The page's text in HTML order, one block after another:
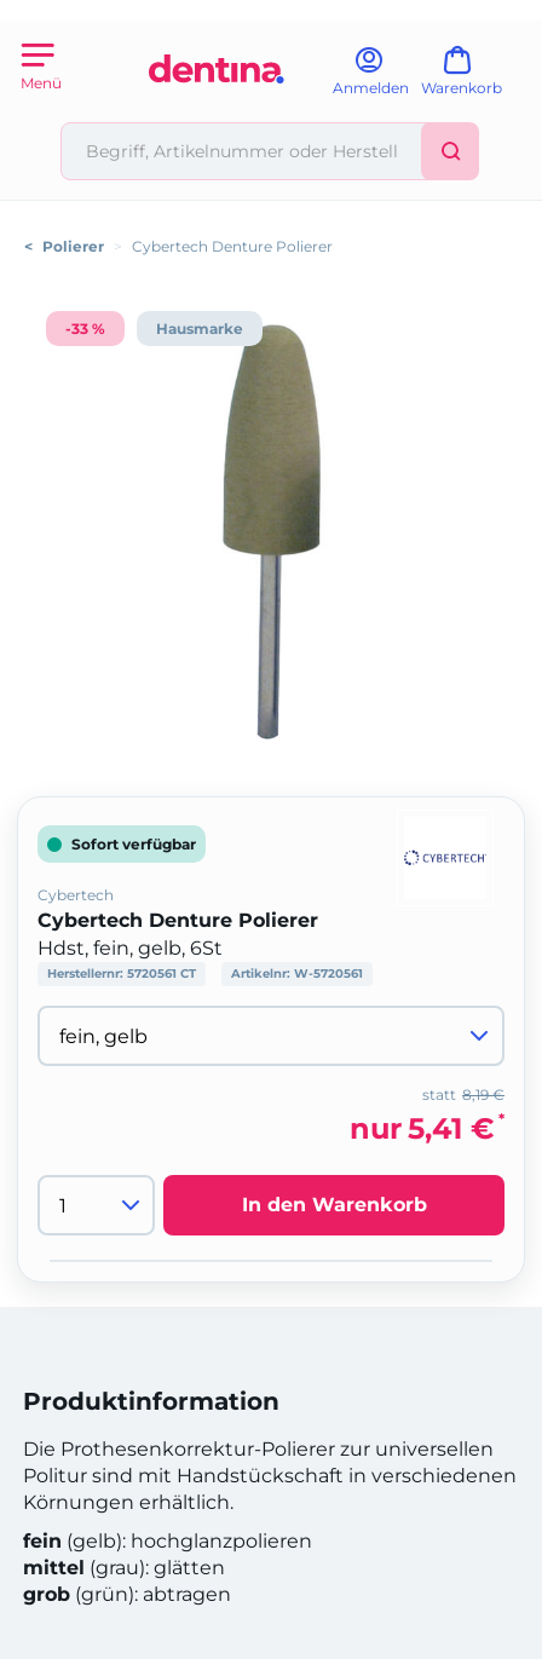
Menü Anmelden Warenkorb
< Polierer > Cybertech Denture Polierer
-33 % Hausmarke
Sofort verfügbar
Cybertech
Cybertech Denture Polierer
Hdst, fein, gelb, 6St
Herstellernr: 5720561 CT Artikelnr: W-5720561
8,19 €
statt
nur5,41 € *
In den Warenkorb
Produktinformation
Die Prothesenkorrektur-Polierer zur universellen
Politur sind mit Handstückschaft in verschiedenen
Körnungen erhältlich.
fein (gelb): hochglanzpolieren
mittel (grau): glätten
grob (grün): abtragen